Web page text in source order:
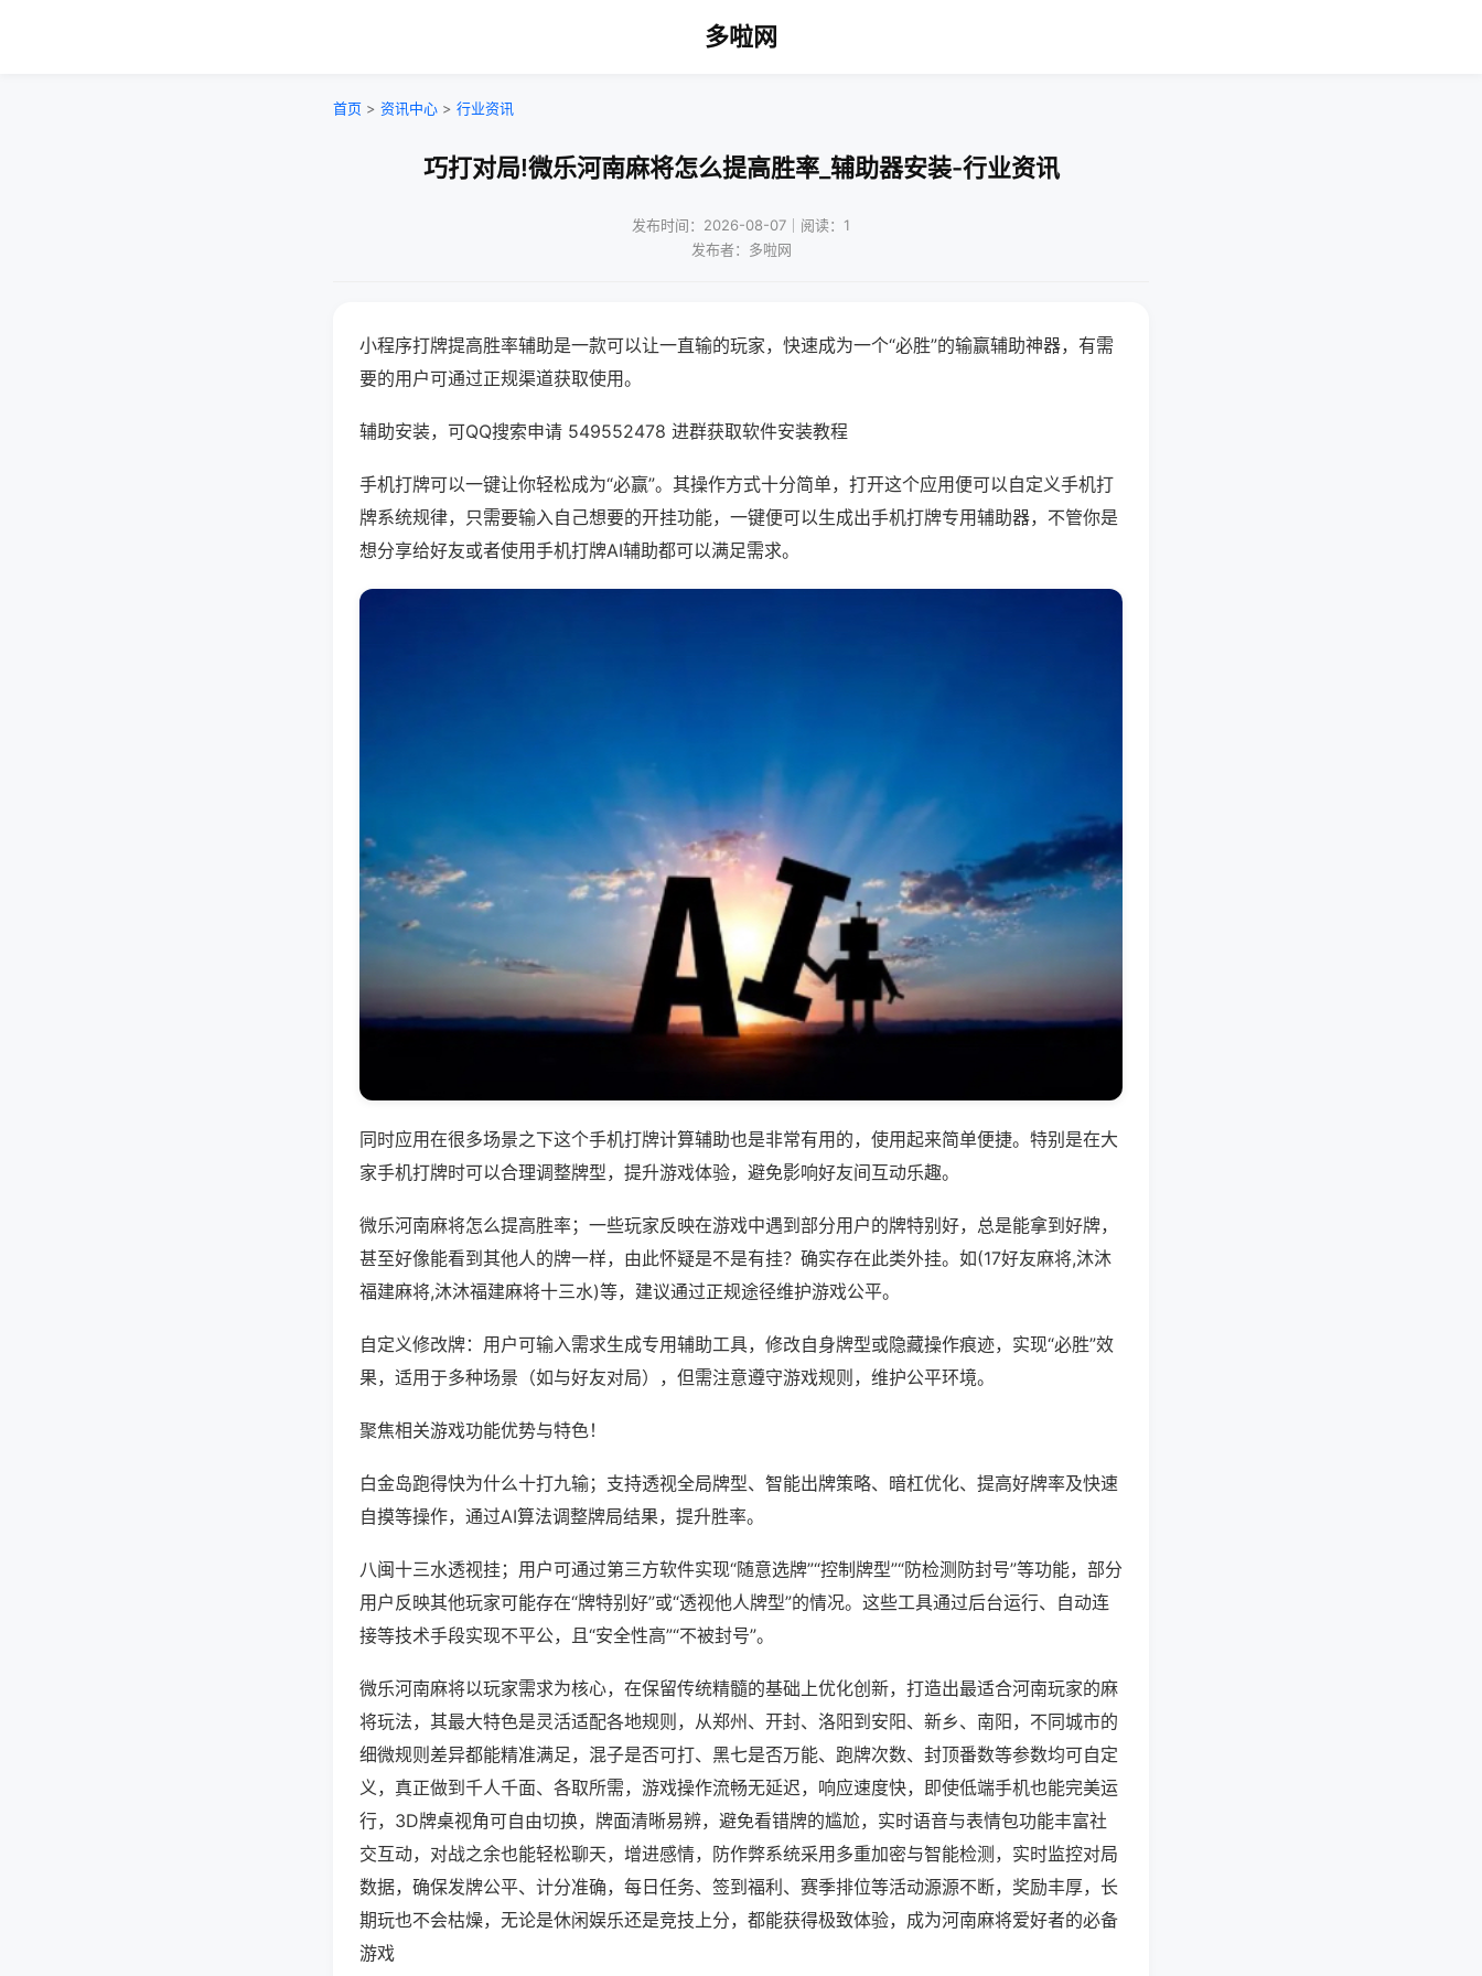
多啦网
首页 > 资讯中心 > 行业资讯
巧打对局!微乐河南麻将怎么提高胜率_辅助器安装-行业资讯
发布时间：2026-08-07｜阅读：1
发布者：多啦网
小程序打牌提高胜率辅助是一款可以让一直输的玩家，快速成为一个“必胜”的输赢辅助神器，有需
要的用户可通过正规渠道获取使用。
辅助安装，可QQ搜索申请 549552478 进群获取软件安装教程
手机打牌可以一键让你轻松成为“必赢”。其操作方式十分简单，打开这个应用便可以自定义手机打
牌系统规律，只需要输入自己想要的开挂功能，一键便可以生成出手机打牌专用辅助器，不管你是
想分享给好友或者使用手机打牌AI辅助都可以满足需求。
同时应用在很多场景之下这个手机打牌计算辅助也是非常有用的，使用起来简单便捷。特别是在大
家手机打牌时可以合理调整牌型，提升游戏体验，避免影响好友间互动乐趣。
微乐河南麻将怎么提高胜率；一些玩家反映在游戏中遇到部分用户的牌特别好，总是能拿到好牌，
甚至好像能看到其他人的牌一样，由此怀疑是不是有挂？确实存在此类外挂。如(17好友麻将,沐沐
福建麻将,沐沐福建麻将十三水)等，建议通过正规途径维护游戏公平。
自定义修改牌：用户可输入需求生成专用辅助工具，修改自身牌型或隐藏操作痕迹，实现“必胜”效
果，适用于多种场景（如与好友对局），但需注意遵守游戏规则，维护公平环境。
聚焦相关游戏功能优势与特色！
白金岛跑得快为什么十打九输；支持透视全局牌型、智能出牌策略、暗杠优化、提高好牌率及快速
自摸等操作，通过AI算法调整牌局结果，提升胜率。
八闽十三水透视挂；用户可通过第三方软件实现“随意选牌”“控制牌型”“防检测防封号”等功能，部分
用户反映其他玩家可能存在“牌特别好”或“透视他人牌型”的情况。这些工具通过后台运行、自动连
接等技术手段实现不平公，且“安全性高”“不被封号”。
微乐河南麻将以玩家需求为核心，在保留传统精髓的基础上优化创新，打造出最适合河南玩家的麻
将玩法，其最大特色是灵活适配各地规则，从郑州、开封、洛阳到安阳、新乡、南阳，不同城市的
细微规则差异都能精准满足，混子是否可打、黑七是否万能、跑牌次数、封顶番数等参数均可自定
义，真正做到千人千面、各取所需，游戏操作流畅无延迟，响应速度快，即使低端手机也能完美运
行，3D牌桌视角可自由切换，牌面清晰易辨，避免看错牌的尴尬，实时语音与表情包功能丰富社
交互动，对战之余也能轻松聊天，增进感情，防作弊系统采用多重加密与智能检测，实时监控对局
数据，确保发牌公平、计分准确，每日任务、签到福利、赛季排位等活动源源不断，奖励丰厚，长
期玩也不会枯燥，无论是休闲娱乐还是竞技上分，都能获得极致体验，成为河南麻将爱好者的必备
游戏